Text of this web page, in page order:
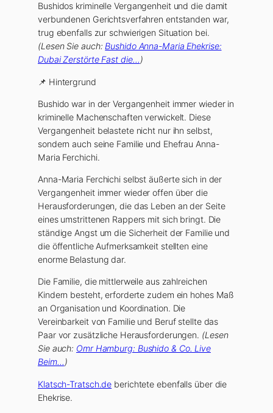
Bushidos kriminelle Vergangenheit und die damit
verbundenen Gerichtsverfahren entstanden war,
trug ebenfalls zur schwierigen Situation bei.
(Lesen Sie auch: Bushido Anna-Maria Ehekrise:
Dubai Zerstörte Fast die…)
📌 Hintergrund
Bushido war in der Vergangenheit immer wieder in
kriminelle Machenschaften verwickelt. Diese
Vergangenheit belastete nicht nur ihn selbst,
sondern auch seine Familie und Ehefrau Anna-
Maria Ferchichi.
Anna-Maria Ferchichi selbst äußerte sich in der
Vergangenheit immer wieder offen über die
Herausforderungen, die das Leben an der Seite
eines umstrittenen Rappers mit sich bringt. Die
ständige Angst um die Sicherheit der Familie und
die öffentliche Aufmerksamkeit stellten eine
enorme Belastung dar.
Die Familie, die mittlerweile aus zahlreichen
Kindern besteht, erforderte zudem ein hohes Maß
an Organisation und Koordination. Die
Vereinbarkeit von Familie und Beruf stellte das
Paar vor zusätzliche Herausforderungen. (Lesen
Sie auch: Omr Hamburg: Bushido & Co. Live
Beim…)
Klatsch-Tratsch.de berichtete ebenfalls über die
Ehekrise.